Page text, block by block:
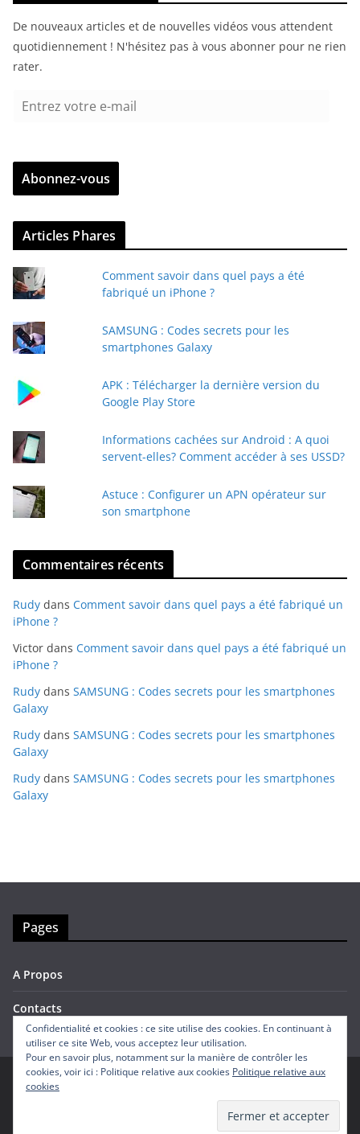
De nouveaux articles et de nouvelles vidéos vous attendent
quotidiennement ! N'hésitez pas à vous abonner pour ne rien
rater.
r
z
v
r
e
e
-
a
Abonnez-vous
Articles Phares
Comment savoir dans quel pays a été
fabriqué un iPhone ?
SAMSUNG : Codes secrets pour les
smartphones Galaxy
APK : Télécharger la dernière version du
Google Play Store
Informations cachées sur Android : A quoi
servent-elles? Comment accéder à ses USSD?
Astuce : Configurer un APN opérateur sur
son smartphone
Commentaires récents
Rudy dans Comment savoir dans quel pays a été fabriqué un
iPhone ?
Victor dans Comment savoir dans quel pays a été fabriqué un
iPhone ?
Rudy dans SAMSUNG : Codes secrets pour les smartphones
Galaxy
Rudy dans SAMSUNG : Codes secrets pour les smartphones
Galaxy
Rudy dans SAMSUNG : Codes secrets pour les smartphones
Galaxy
Pages
A Propos
Contacts
. Tous droits réservés.
par ThemeGrill. Propulsé parWordPress
Confidentialité et cookies : ce site utilise des cookies. En continuant à
utiliser ce site Web, vous acceptez leur utilisation.
Pour en savoir plus, notamment sur la manière de contrôler les
cookies, voir ici : Politique relative aux cookies Politique relative aux
cookies